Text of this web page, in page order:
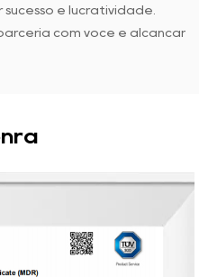
e lucratividade.
com você e alcançar